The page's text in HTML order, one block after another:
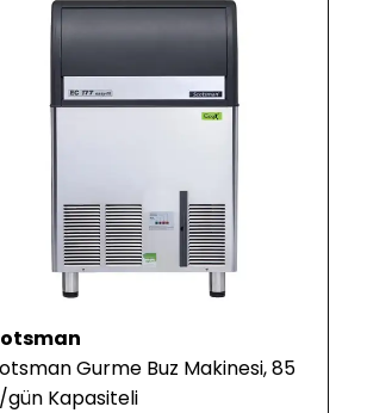
Gurme Buz Makinesi, 85
gün Kapasiteli